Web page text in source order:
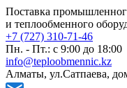
Поставка
и теплообменного
+7 (727) 310-71-46
Пн. - Пт.: с 9:00 до 18:00
info@teploobmennic.kz
Алматы, ул.Сатпаева,